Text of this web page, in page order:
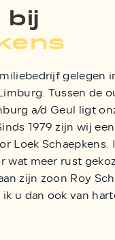
bij
gelegen
Tussen de
a/d Geul ligt
1979 zijn wij
Loek
wat meer rust
zijn zoon Roy
u dan ook van